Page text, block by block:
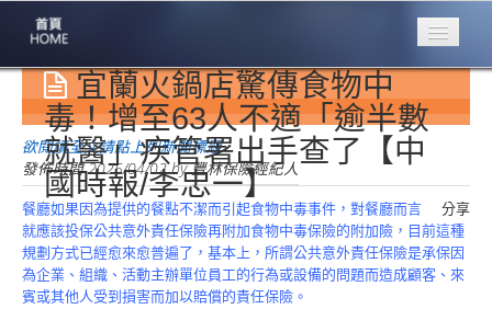
專業豐林
Professional
保險大家談
1386集
台灣商業保險
第一品牌
關於豐林
About
宜蘭火鍋店驚傳食物中
毒！增至63人不適「逾半數
就醫」疾管署出手查了【中
國時報/李忠一】
欲閱讀全文請點上列新聞標題
發佈時間2025/04/02by豐林保險經紀人
分享
餐廳如果因為提供的餐點不潔而引起食物中毒事件，對餐廳而言
就應該投保公共意外責任保險再附加食物中毒保險的附加險，目前這種
規劃方式已經愈來愈普遍了，基本上，所謂公共意外責任保險是承保因
為企業、組織、活動主辦單位員工的行為或設備的問題而造成顧客、來
賓或其他人受到損害而加以賠償的責任保險。